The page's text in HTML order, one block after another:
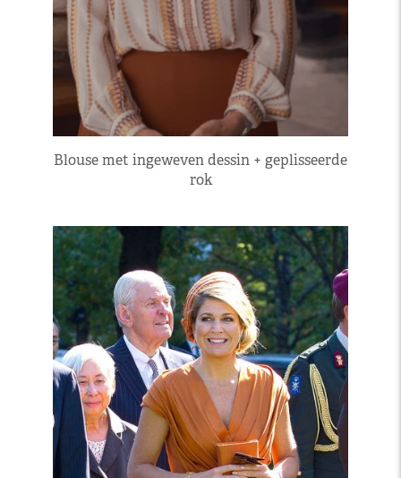
Blouse met ingeweven dessin + geplisseerde
rok